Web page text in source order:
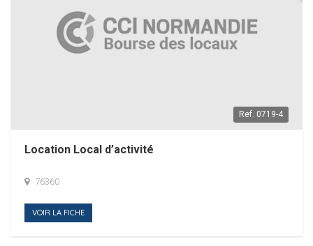
Ref. 0719-4
Location Local d’activité
76360
VOIR LA FICHE